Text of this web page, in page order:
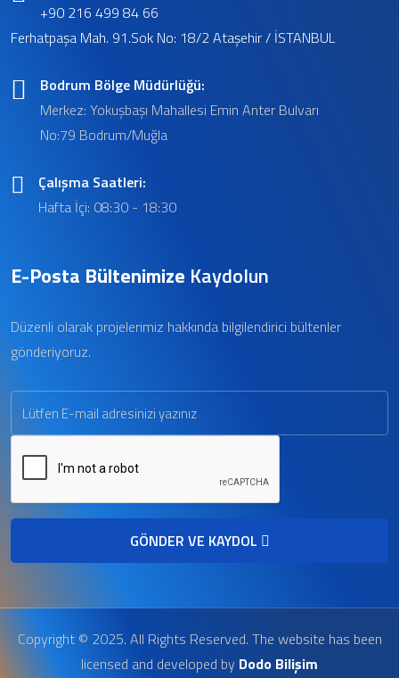
+90 216 499 84 66
Ferhatpaşa Mah. 91.Sok No: 18/2 Ataşehir / İSTANBUL
Bodrum Bölge Müdürlüğü:
Merkez: Yokuşbaşı Mahallesi Emin Anter Bulvarı
No:79 Bodrum/Muğla
Çalışma Saatleri:
Hafta İçi: 08:30 - 18:30
E-Posta Bültenimize Kaydolun
Düzenli olarak projelerimiz hakkında bilgilendirici bültenler
gönderiyoruz.
GÖNDER VE KAYDOL
Copyright © 2025. All Rights Reserved. The website has been
licensed and developed by Dodo Bilişim